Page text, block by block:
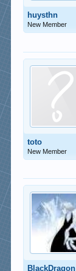
huysthn
New Member
toto
New Member
BlackDragon